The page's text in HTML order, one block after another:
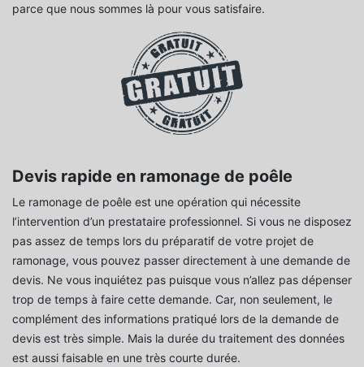
parce que nous sommes là pour vous satisfaire.
Devis rapide en ramonage de poêle
Le ramonage de poêle est une opération qui nécessite
l’intervention d’un prestataire professionnel. Si vous ne disposez
pas assez de temps lors du préparatif de votre projet de
ramonage, vous pouvez passer directement à une demande de
devis. Ne vous inquiétez pas puisque vous n’allez pas dépenser
trop de temps à faire cette demande. Car, non seulement, le
complément des informations pratiqué lors de la demande de
devis est très simple. Mais la durée du traitement des données
est aussi faisable en une très courte durée.